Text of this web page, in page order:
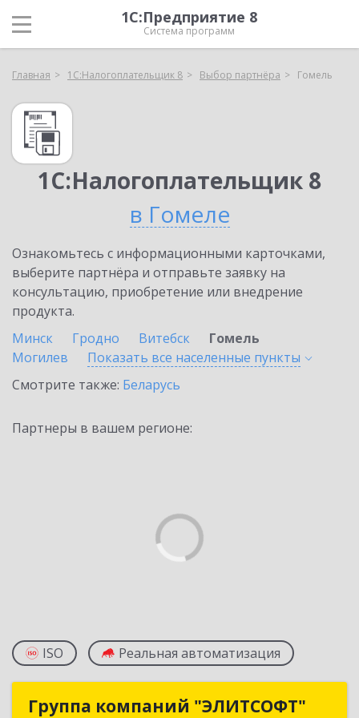
1С:Предприятие 8
Система программ
Главная 1С:Налогоплательщик 8 Выбор партнёра Гомель
1С:Налогоплательщик 8
в Гомеле
Ознакомьтесь с информационными карточками,
выберите партнёра и отправьте заявку на
консультацию, приобретение или внедрение
продукта.
Минск
Гродно Витебск
Гомель
Могилев
Показать все населенные пункты
Смотрите также: Беларусь
Партнеры в вашем регионе:
ISO Реальная автоматизация
Группа компаний "ЭЛИТСОФТ"
Группа компаний "ЭЛИТСОФТ"